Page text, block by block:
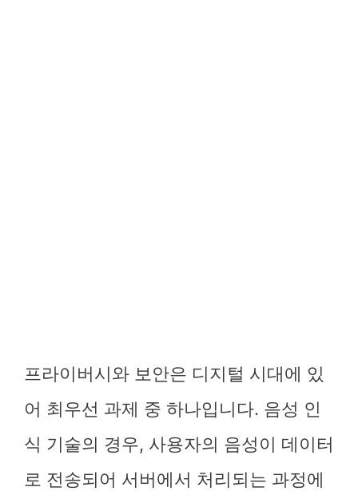
프라이버시와 보안은 디지털 시대에 있
어 최우선 과제 중 하나입니다. 음성 인
식 기술의 경우, 사용자의 음성이 데이터
로 전송되어 서버에서 처리되는 과정에